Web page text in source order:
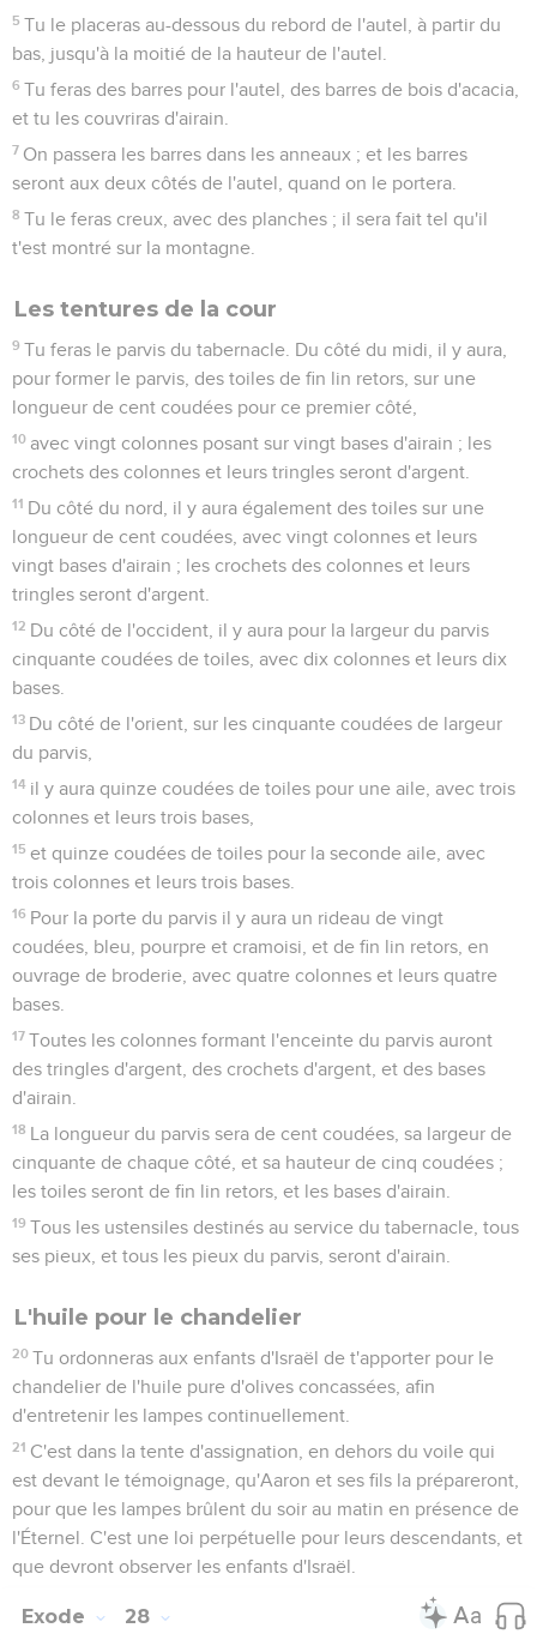
5 Tu le placeras au-dessous du rebord de l'autel, à partir du
bas, jusqu'à la moitié de la hauteur de l'autel.
6 Tu feras des barres pour l'autel, des barres de bois d'acacia,
et tu les couvriras d'airain.
7 On passera les barres dans les anneaux ; et les barres
seront aux deux côtés de l'autel, quand on le portera.
8 Tu le feras creux, avec des planches ; il sera fait tel qu'il
t'est montré sur la montagne.
Les tentures de la cour
9 Tu feras le parvis du tabernacle. Du côté du midi, il y aura,
pour former le parvis, des toiles de fin lin retors, sur une
longueur de cent coudées pour ce premier côté,
10 avec vingt colonnes posant sur vingt bases d'airain ; les
crochets des colonnes et leurs tringles seront d'argent.
11 Du côté du nord, il y aura également des toiles sur une
longueur de cent coudées, avec vingt colonnes et leurs
vingt bases d'airain ; les crochets des colonnes et leurs
tringles seront d'argent.
12 Du côté de l'occident, il y aura pour la largeur du parvis
cinquante coudées de toiles, avec dix colonnes et leurs dix
bases.
13 Du côté de l'orient, sur les cinquante coudées de largeur
du parvis,
14 il y aura quinze coudées de toiles pour une aile, avec trois
colonnes et leurs trois bases,
15 et quinze coudées de toiles pour la seconde aile, avec
trois colonnes et leurs trois bases.
16 Pour la porte du parvis il y aura un rideau de vingt
coudées, bleu, pourpre et cramoisi, et de fin lin retors, en
ouvrage de broderie, avec quatre colonnes et leurs quatre
bases.
17 Toutes les colonnes formant l'enceinte du parvis auront
des tringles d'argent, des crochets d'argent, et des bases
d'airain.
18 La longueur du parvis sera de cent coudées, sa largeur de
cinquante de chaque côté, et sa hauteur de cinq coudées ;
les toiles seront de fin lin retors, et les bases d'airain.
19 Tous les ustensiles destinés au service du tabernacle, tous
ses pieux, et tous les pieux du parvis, seront d'airain.
L'huile pour le chandelier
20 Tu ordonneras aux enfants d'Israël de t'apporter pour le
chandelier de l'huile pure d'olives concassées, afin
d'entretenir les lampes continuellement.
21 C'est dans la tente d'assignation, en dehors du voile qui
est devant le témoignage, qu'Aaron et ses fils la prépareront,
pour que les lampes brûlent du soir au matin en présence de
l'Éternel. C'est une loi perpétuelle pour leurs descendants, et
que devront observer les enfants d'Israël.
Exode 28